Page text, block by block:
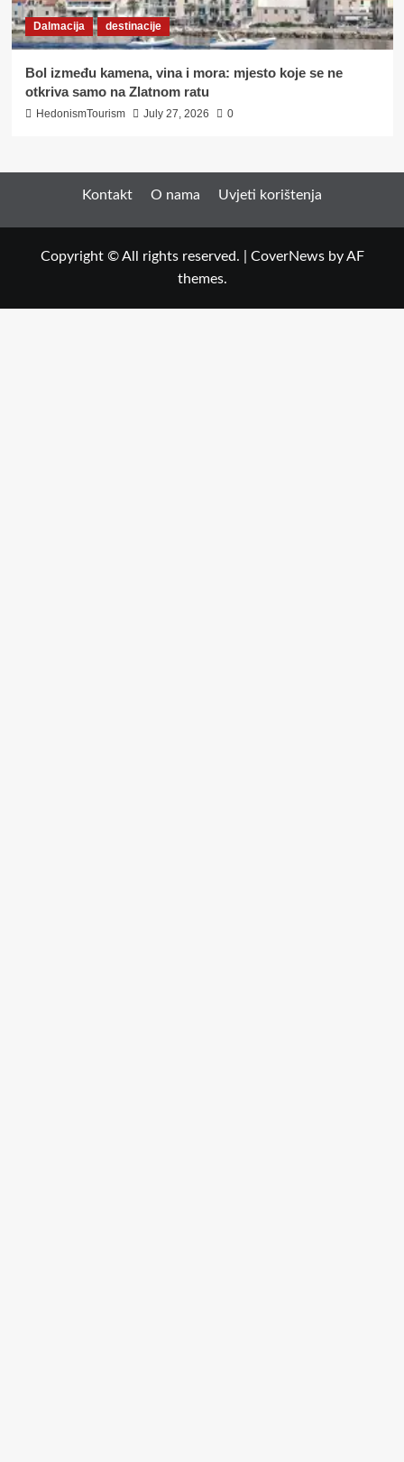
Dalmacija destinacije
Bol između kamena, vina i mora: mjesto koje se ne
otkriva samo na Zlatnom ratu
HedonismTourism July 27, 2026 0
Kontakt O nama Uvjeti korištenja
Copyright © All rights reserved. CoverNewsby AF
themes.